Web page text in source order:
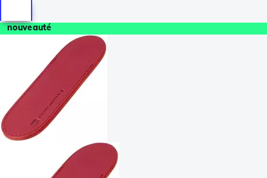
nouveauté